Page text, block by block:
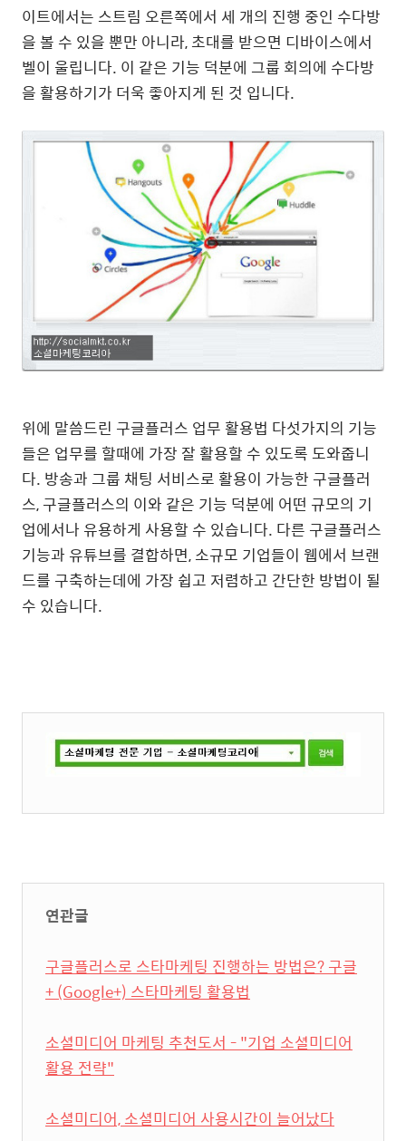
이트에서는 스트림 오른쪽에서 세 개의 진행 중인 수다방
을 볼 수 있을 뿐만 아니라, 초대를 받으면 디바이스에서
벨이 울립니다. 이 같은 기능 덕분에 그룹 회의에 수다방
을 활용하기가 더욱 좋아지게 된 것 입니다.
위에 말씀드린 구글플러스 업무 활용법 다섯가지의 기능
들은 업무를 할때에 가장 잘 활용할 수 있도록 도와줍니
다. 방송과 그룹 채팅 서비스로 활용이 가능한 구글플러
스, 구글플러스의 이와 같은 기능 덕분에 어떤 규모의 기
업에서나 유용하게 사용할 수 있습니다. 다른 구글플러스
기능과 유튜브를 결합하면, 소규모 기업들이 웹에서 브랜
드를 구축하는데에 가장 쉽고 저렴하고 간단한 방법이 될
수 있습니다.
연관글
구글플러스로 스타마케팅 진행하는 방법은? 구글
+ (Google+) 스타마케팅 활용법
소셜미디어 마케팅 추천도서 - "기업 소셜미디어
활용 전략"
소셜미디어, 소셜미디어 사용시간이 늘어났다